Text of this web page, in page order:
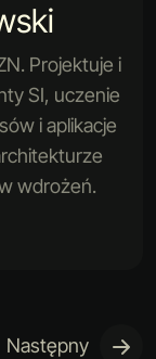
Projektuje i
SI, uczenie
i aplikacje
wdrożeń.
Następny